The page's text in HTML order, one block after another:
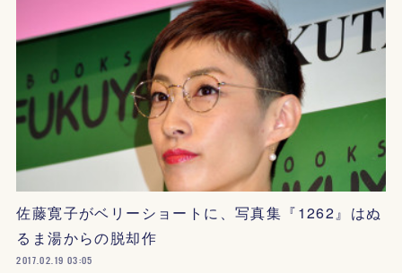
佐藤寛子がベリーショートに、写真集『1262』はぬ
るま湯からの脱却作
2017.02.19 03:05